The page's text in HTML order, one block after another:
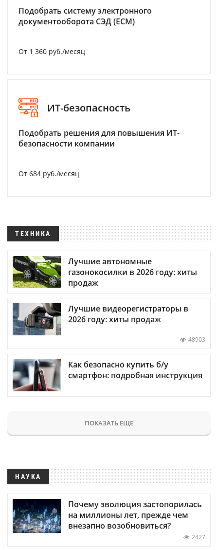
Подобрать систему электронного
документооборота СЭД (ECM)
От 1 360 руб./месяц
ИТ-безопасность
Подобрать решения для повышения ИТ-
безопасности компании
От 684 руб./месяц
ТЕХНИКА
Лучшие автономные
газонокосилки в 2026 году: хиты
продаж
Лучшие видеорегистраторы в
2026 году: хиты продаж
48903
Как безопасно купить б/у
смартфон: подробная инструкция
ПОКАЗАТЬ ЕЩЕ
НАУКА
Почему эволюция застопорилась
на миллионы лет, прежде чем
внезапно возобновиться?
2427